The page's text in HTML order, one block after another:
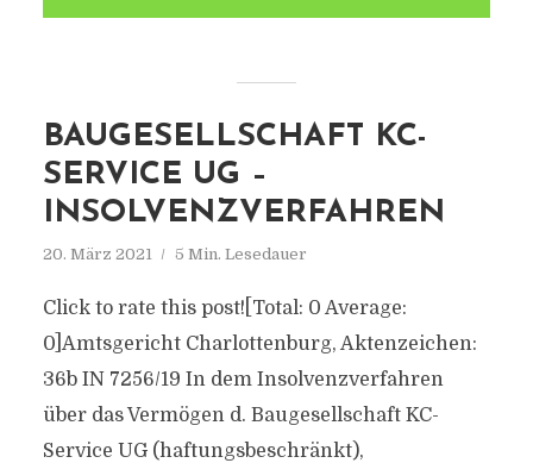
BAUGESELLSCHAFT KC-
SERVICE UG –
INSOLVENZVERFAHREN
20. März 2021 5 Min. Lesedauer
Click to rate this post![Total: 0 Average:
0]Amtsgericht Charlottenburg, Aktenzeichen:
36b IN 7256/19 In dem Insolvenzverfahren
über das Vermögen d. Baugesellschaft KC-
Service UG (haftungsbeschränkt),